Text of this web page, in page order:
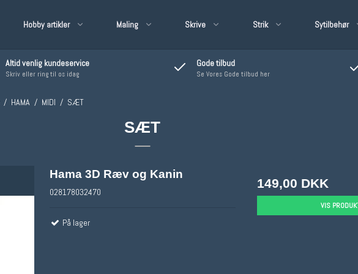
Hobby artikler
satinbånd 6 mm
satinbånd øvrige str.
øvrie Bånd & Blonder
Maling
Maling/Lak/Lim
Skrive Strik Sytilbehør
Altid venlig kundeservice
Skriv eller ring til os idag
Gode tilbud
Se Vores Gode tilbud her
/ HAMA / MIDI / SÆT
SÆT
Hama 3D Ræv og Kanin
028178032470
På lager
149,00 DKK
VIS